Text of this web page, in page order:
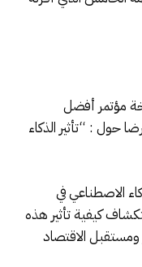
مؤتمر أفضل
بدبي وقدم عرضا حول : “تأثير الذكاء
الاصطناعي في
كيفية تأثير هذه
ومستقبل الاقتصاد